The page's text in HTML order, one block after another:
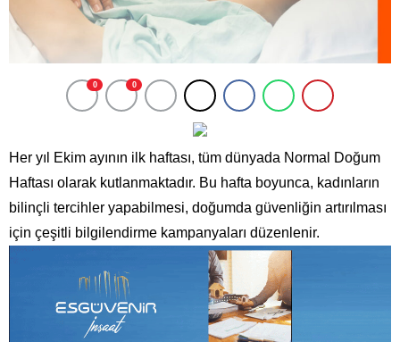
0 0
Her yıl Ekim ayının ilk haftası, tüm dünyada Normal Doğum
Haftası olarak kutlanmaktadır. Bu hafta boyunca, kadınların
bilinçli tercihler yapabilmesi, doğumda güvenliğin artırılması
için çeşitli bilgilendirme kampanyaları düzenlenir.